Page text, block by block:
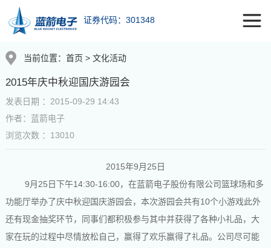
证券代码：301348
当前位置： 首页 > 文化活动
2015年庆中秋迎国庆游园会
发表日期 ：2015-09-29 14:43
作者：蓝箭电子
浏览次数 ：13010
2015年9 月 25 日
9 月 25 日下午14:30-16:00，在蓝箭电子股份有限公司篮球场和多
功能厅举办了庆中秋迎国庆游园会，本次游园会共有10个小游戏此外
还有现金抽奖环节，同事们都积极参与其中并获得了各种小礼品，大
家在玩的过程中尽情放松自己，赢得了欢乐赢得了礼品。公司尽可能